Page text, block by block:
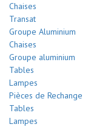
Chaises
Transat
Groupe Aluminium
Chaises
Groupe aluminium
Tables
Lampes
Pièces de Rechange
Tables
Lampes